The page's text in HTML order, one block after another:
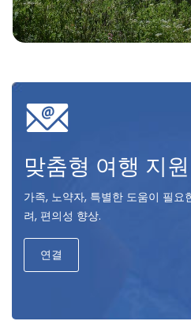
맞춤형 여행 지
가족, 노약자, 특별한 도움이 필요
려, 편의성 향상.
연결